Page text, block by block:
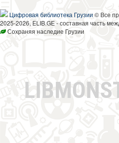
Цифровая библиотека Грузии © Все
2025-2026, ELIB.GE - составная часть
Сохраняя наследие Грузии